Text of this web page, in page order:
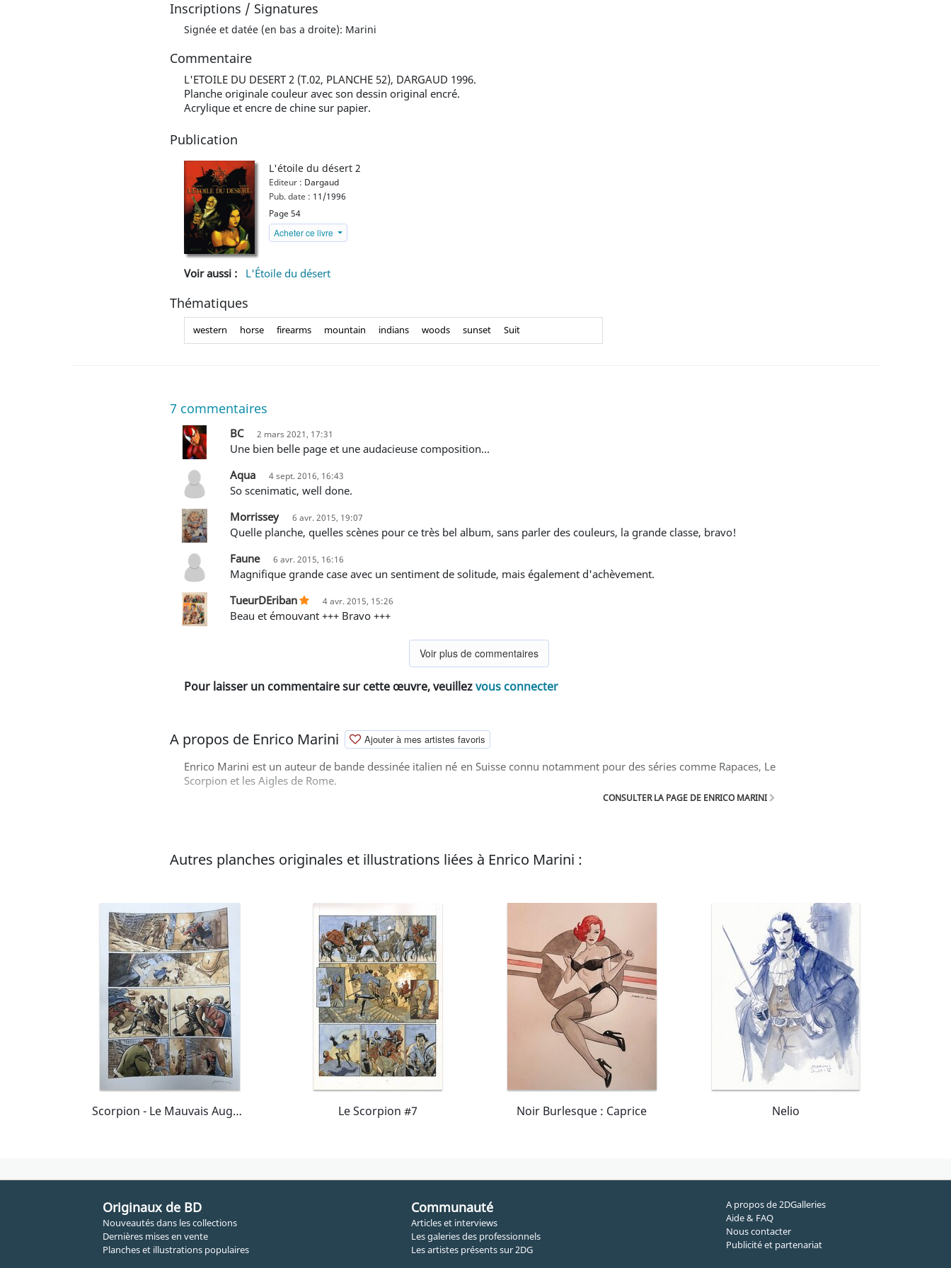
Inscriptions / Signatures
Signée et datée (en bas a droite): Marini
Commentaire
L'ETOILE DU DESERT 2 (T.02, PLANCHE 52), DARGAUD 1996.
Planche originale couleur avec son dessin original encré.
Acrylique et encre de chine sur papier.
Publication
L'étoile du désert 2
Editeur : Dargaud
Pub. date : 11/1996
Page 54
Acheter ce livre
Voir aussi : L'Étoile du désert
Thématiques
western horse firearms mountain indians woods sunset Suit
7 commentaires
BC 2 mars 2021, 17:31
Une bien belle page et une audacieuse composition...
Aqua
4 sept. 2016, 16:43
So scenimatic, well done.
Morrissey
6 avr. 2015, 19:07
Quelle planche, quelles scènes pour ce très bel album, sans parler des couleurs, la grande classe, bravo!
Faune
6 avr. 2015, 16:16
Magnifique grande case avec un sentiment de solitude, mais également d'achèvement.
TueurDEriban
4 avr. 2015, 15:26
Beau et émouvant +++ Bravo +++
Voir plus de commentaires
Pour laisser un commentaire sur cette œuvre, veuillezvous connecter
A propos de Enrico Marini Ajouter à mes artistes favoris
Enrico Marini est un auteur de bande dessinée italien né en Suisse connu notamment pour des séries comme Rapaces, Le
Scorpion et les Aigles de Rome.
CONSULTER LA PAGE DE ENRICO MARINI
Autres planches originales et illustrations liées à Enrico Marini :
Scorpion - Le Mauvais Augure - Pl 45 Le Scorpion #7 Noir Burlesque : Caprice Nelio
Originaux de BD
Nouveautés dans les collections
Dernières mises en vente
Planches et illustrations populaires
Communauté
Articles et interviews
Les galeries des professionnels
Les artistes présents sur 2DG
A propos de 2DGalleries
Aide & FAQ
Nous contacter
Publicité et partenariat